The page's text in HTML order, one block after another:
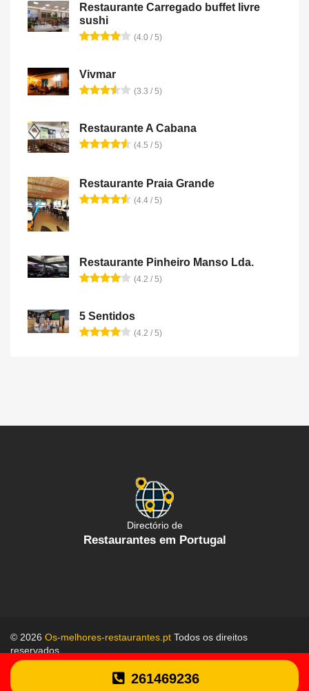
Restaurante Carregado buffet livre
sushi
(4.0 / 5)
Vivmar
(3.3 / 5)
Restaurante A Cabana
(4.5 / 5)
Restaurante Praia Grande
(4.4 / 5)
Restaurante Pinheiro Manso Lda.
(4.2 / 5)
5 Sentidos
(4.2 / 5)
Directório de
Restaurantes em Portugal
© 2026 Os-melhores-restaurantes.pt Todos os direitos
reservados.
Política de proteção de dados
Contate-Nos
261469236